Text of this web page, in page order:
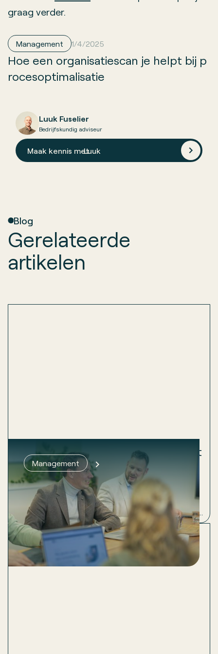
graag verder.
Management 1/4/2025
Hoe een organisatiescan je helpt bij p
rocesoptimalisatie
Luuk Fuselier
Bedrijfskundig adviseur
Maak kennis metLuuk
Blog
Gerelateerde
artikelen
Management
Groeien lukt pas als het fundament
klopt
Een ondernemer belt. Hij wil groeien, maar voelt dat
het schuurt. 60 medewerkers, een MT, ambitie
genoeg. Wat er ontbrak? Structuur en inzicht. Lees
hoe we dat samen oplosten.